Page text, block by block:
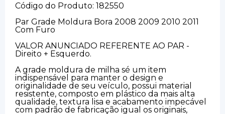
Código do Produto: 182550
Par Grade Moldura Bora 2008 2009 2010 2011
Com Furo
VALOR ANUNCIADO REFERENTE AO PAR -
Direito + Esquerdo.
A grade moldura de milha sé um item
indispensável para manter o design e
originalidade de seu veículo, possui material
resistente, composto em plástico da mais alta
qualidade, textura lisa e acabamento impecável
com padrão de fabricação igual os originais,